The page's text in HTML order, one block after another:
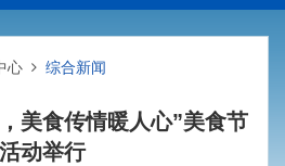
心 综合新闻
美食传情暖人心”美食节
活动举行